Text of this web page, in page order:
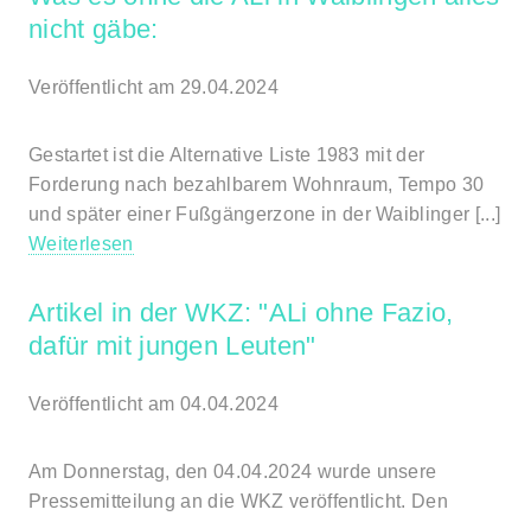
nicht gäbe:
Veröffentlicht am 29.04.2024
Gestartet ist die Alternative Liste 1983 mit der
Forderung nach bezahlbarem Wohnraum, Tempo 30
und später einer Fußgängerzone in der Waiblinger [...]
Weiterlesen
Artikel in der WKZ: "ALi ohne Fazio,
dafür mit jungen Leuten"
Veröffentlicht am 04.04.2024
Am Donnerstag, den 04.04.2024 wurde unsere
Pressemitteilung an die WKZ veröffentlicht. Den